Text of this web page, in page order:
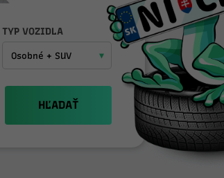
TYP VOZIDLA
HĽADAŤ